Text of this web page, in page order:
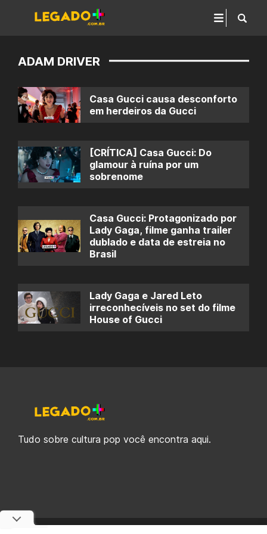
ADAM DRIVER
Casa Gucci causa desconforto
em herdeiros da Gucci
[CRÍTICA] Casa Gucci: Do
glamour à ruína por um
sobrenome
Casa Gucci: Protagonizado por
Lady Gaga, filme ganha trailer
dublado e data de estreia no
Brasil
Lady Gaga e Jared Leto
irreconhecíveis no set do filme
House of Gucci
Tudo sobre cultura pop você encontra aqui.